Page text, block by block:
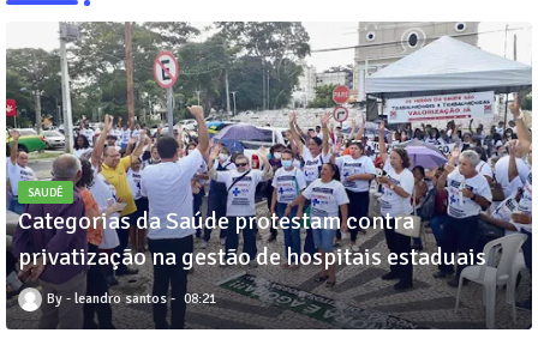
SAUDÊ
Categorias da Saúde protestam contra
privatização na gestão de hospitais estaduais
leandro santos 08:21